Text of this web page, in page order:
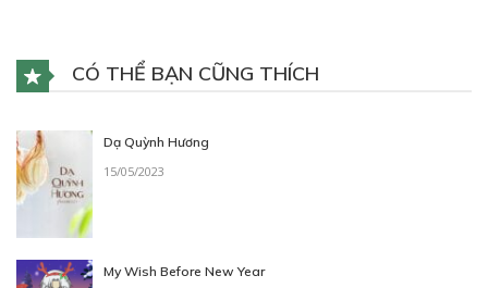
CÓ THỂ BẠN CŨNG THÍCH
Dạ Quỳnh Hương
15/05/2023
My Wish Before New Year